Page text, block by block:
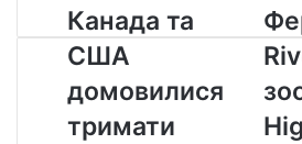
Канада
та
США
домовилися
тримати
кордон
Канада та
США
домовилися
тримати
та
High
Park